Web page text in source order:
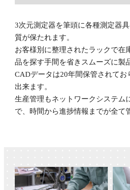
3次元測定器を筆頭に各種測定器
質が保たれます。
お客様別に整理されたラックで在
品を探す手間を省きスムーズに製
CADデータは20年間保管されてお
出来ます。
生産管理もネットワークシステム
で、時間から進捗情報までが全て